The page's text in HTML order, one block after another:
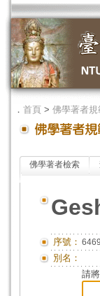
． 首頁 > 佛學著者
佛學著者檢索
序號： 6469
別名：
請